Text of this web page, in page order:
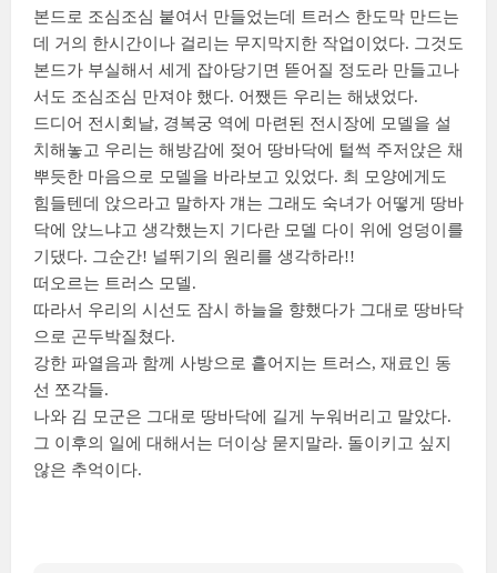
본드로 조심조심 붙여서 만들었는데 트러스 한도막 만드는
데 거의 한시간이나 걸리는 무지막지한 작업이었다. 그것도
본드가 부실해서 세게 잡아당기면 뜯어질 정도라 만들고나
서도 조심조심 만져야 했다. 어쨌든 우리는 해냈었다.
드디어 전시회날, 경복궁 역에 마련된 전시장에 모델을 설
치해놓고 우리는 해방감에 젖어 땅바닥에 털썩 주저앉은 채
뿌듯한 마음으로 모델을 바라보고 있었다. 최 모양에게도
힘들텐데 앉으라고 말하자 걔는 그래도 숙녀가 어떻게 땅바
닥에 앉느냐고 생각했는지 기다란 모델 다이 위에 엉덩이를
기댔다. 그순간! 널뛰기의 원리를 생각하라!!
떠오르는 트러스 모델.
따라서 우리의 시선도 잠시 하늘을 향했다가 그대로 땅바닥
으로 곤두박질쳤다.
강한 파열음과 함께 사방으로 흩어지는 트러스, 재료인 동
선 쪼각들.
나와 김 모군은 그대로 땅바닥에 길게 누워버리고 말았다.
그 이후의 일에 대해서는 더이상 묻지말라. 돌이키고 싶지
않은 추억이다.